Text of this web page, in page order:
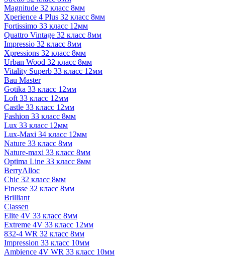
Magnitude 32 класс 8мм
Xperience 4 Plus 32 класс 8мм
Fortissimo 33 класс 12мм
Quattro Vintage 32 класс 8мм
Impressio 32 класс 8мм
Xpressions 32 класс 8мм
Urban Wood 32 класс 8мм
Vitality Superb 33 класс 12мм
Bau Master
Gotika 33 класс 12мм
Loft 33 класс 12мм
Castle 33 класс 12мм
Fashion 33 класс 8мм
Lux 33 класс 12мм
Lux-Maxi 34 класс 12мм
Nature 33 класс 8мм
Nature-maxi 33 класс 8мм
Optima Line 33 класс 8мм
BerryAlloc
Chic 32 класс 8мм
Finesse 32 класс 8мм
Brilliant
Classen
Elite 4V 33 класс 8мм
Extreme 4V 33 класс 12мм
832-4 WR 32 класс 8мм
Impression 33 класс 10мм
Ambience 4V WR 33 класс 10мм